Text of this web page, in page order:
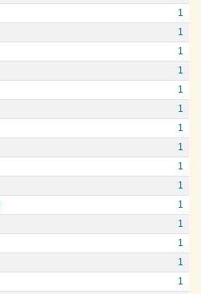
1
1
1
1
1
1
1
1
1
1
1
1
1
1
1